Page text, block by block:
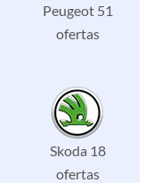
Peugeot 51
ofertas
Skoda 18
ofertas